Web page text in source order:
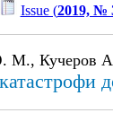
Issue (2019, №
М., Кучеров
катастрофи